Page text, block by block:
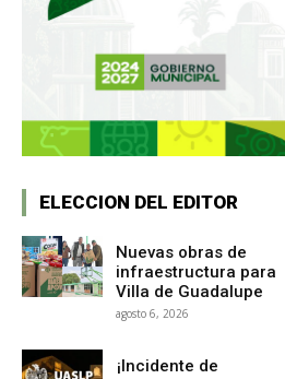
ELECCION DEL EDITOR
Nuevas obras de
infraestructura para
Villa de Guadalupe
agosto 6, 2026
¡Incidente de